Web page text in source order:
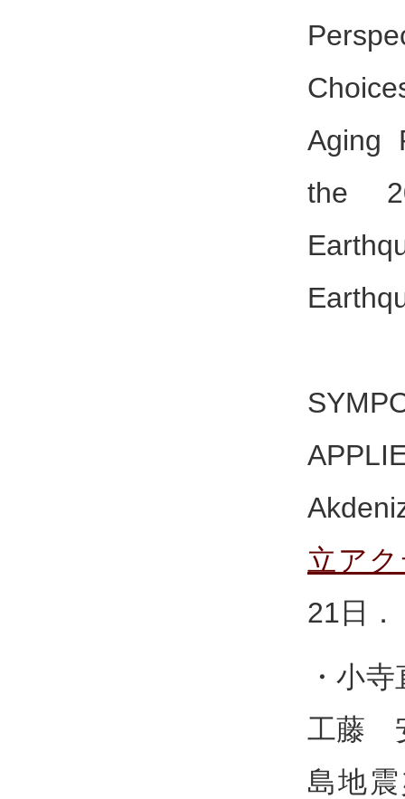
Aging
the
立ア
21日．
・小
工藤
島地